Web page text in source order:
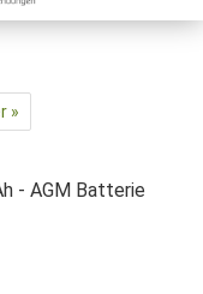
»
- AGM Batterie